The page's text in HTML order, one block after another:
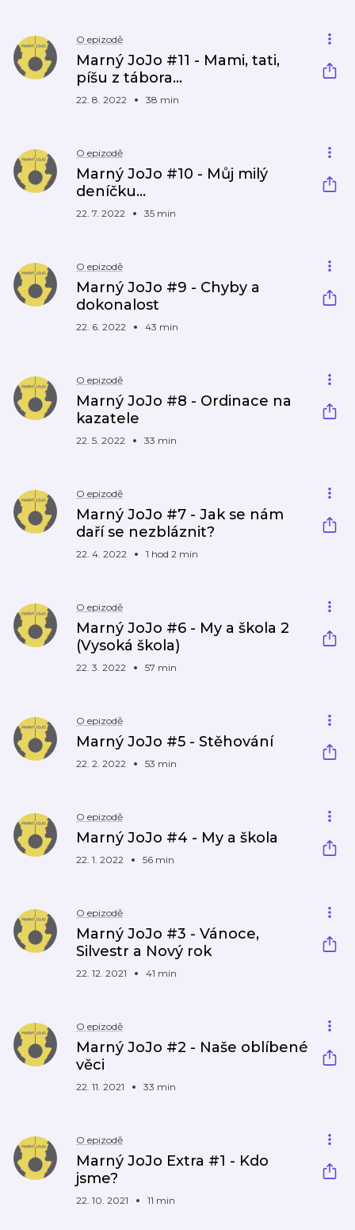
O epizodě
Marný JoJo #11 - Mami, tati,
píšu z tábora…
22. 8. 2022 38 min
O epizodě
Marný JoJo #10 - Můj milý
deníčku…
22. 7. 2022 35 min
O epizodě
Marný JoJo #9 - Chyby a
dokonalost
22. 6. 2022 43 min
O epizodě
Marný JoJo #8 - Ordinace na
kazatele
22. 5. 2022 33 min
O epizodě
Marný JoJo #7 - Jak se nám
daří se nezbláznit?
22. 4. 2022 1 hod 2 min
O epizodě
Marný JoJo #6 - My a škola 2
(Vysoká škola)
22. 3. 2022 57 min
O epizodě
Marný JoJo #5 - Stěhování
22. 2. 2022 53 min
O epizodě
Marný JoJo #4 - My a škola
22. 1. 2022 56 min
O epizodě
Marný JoJo #3 - Vánoce,
Silvestr a Nový rok
22. 12. 2021 41 min
O epizodě
Marný JoJo #2 - Naše oblíbené
věci
22. 11. 2021 33 min
O epizodě
Marný JoJo Extra #1 - Kdo
jsme?
22. 10. 2021 11 min